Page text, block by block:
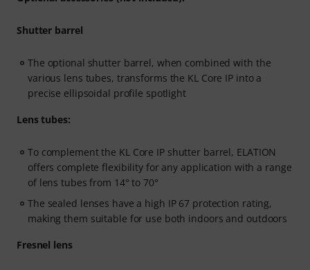
Shutter barrel
The optional shutter barrel, when combined with the
various lens tubes, transforms the KL Core IP into a
precise ellipsoidal profile spotlight
Lens tubes:
To complement the KL Core IP shutter barrel, ELATION
offers complete flexibility for any application with a range
of lens tubes from 14° to 70°
The sealed lenses have a high IP 67 protection rating,
making them suitable for use both indoors and outdoors
Fresnel lens